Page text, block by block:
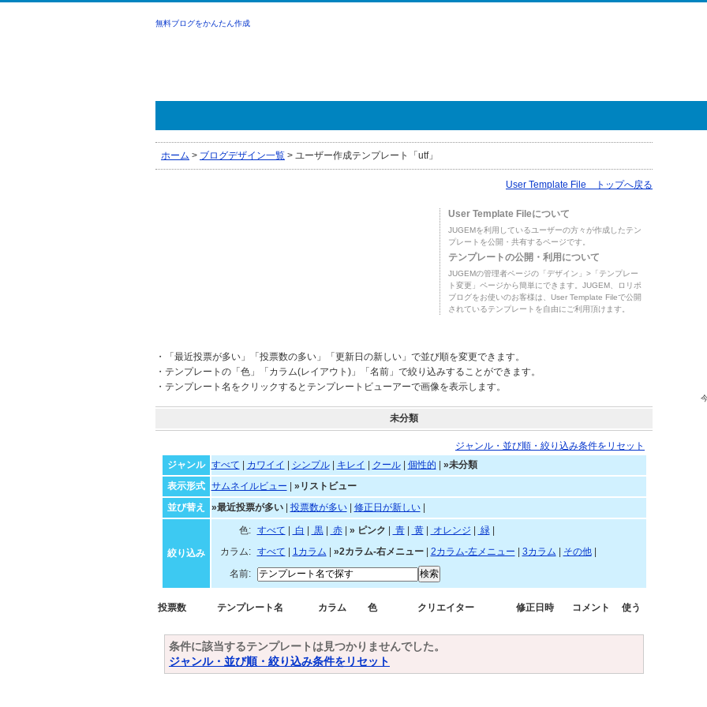
無料ブログをかんたん作成
ホーム > ブログデザイン一覧 > ユーザー作成テンプレート「utf」
User Template File トップへ戻る
User Template Fileについて
JUGEMを利用しているユーザーの方々が作成したテン
プレートを公開・共有するページです。
テンプレートの公開・利用について
JUGEMの管理者ページの「デザイン」>「テンプレー
ト変更」ページから簡単にできます。JUGEM、ロリポ
ブログをお使いのお客様は、User Template Fileで公開
されているテンプレートを自由にご利用頂けます。
・「最近投票が多い」「投票数の多い」「更新日の新しい」で並び順を変更できます。
・テンプレートの「色」「カラム(レイアウト)」「名前」で絞り込みすることができます。
・テンプレート名をクリックするとテンプレートビューアーで画像を表示します。
未分類
ジャンル・並び順・絞り込み条件をリセット
ジャンル
すべて カワイイ シンプル| キレイ クール| 個性的
»未分類
表示形式
サムネイルビュー
»リストビュー
並び替え
»最近投票が多い| 投票数が多い| 修正日が新しい|
絞り込み
色: すべて 白 黒| 赤| » ピンク 青| 黄| オレンジ 緑|
カラム:
すべて 1カラム »2カラム-右メニュー| 2カラム-左メニュー 3カラム その他|
名前:
投票数 テンプレート名 カラム 色 クリエイター 修正日時 コメント 使う
条件に該当するテンプレートは見つかりませんでした。
ジャンル・並び順・絞り込み条件をリセット